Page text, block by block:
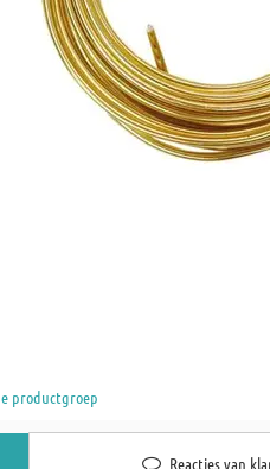
productgroep
Reacties van